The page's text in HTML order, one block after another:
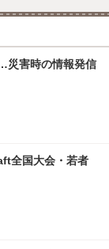
災害時の情報発信
全国大会・若者